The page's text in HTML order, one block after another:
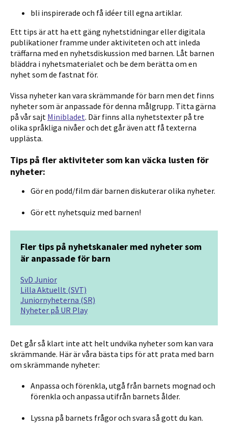
bli inspirerade och få idéer till egna artiklar.
Ett tips är att ha ett gäng nyhetstidningar eller digitala
publikationer framme under aktiviteten och att inleda
träffarna med en nyhetsdiskussion med barnen. Låt barnen
bläddra i nyhetsmaterialet och be dem berätta om en
nyhet som de fastnat för.
Vissa nyheter kan vara skrämmande för barn men det finns
nyheter som är anpassade för denna målgrupp. Titta gärna
på vår sajt Minibladet. Där finns alla nyhetstexter på tre
olika språkliga nivåer och det går även att få texterna
upplästa.
Tips på fler aktiviteter som kan väcka lusten för
nyheter:
Gör en podd/film där barnen diskuterar olika nyheter.
Gör ett nyhetsquiz med barnen!
Fler tips på nyhetskanaler med nyheter som
är anpassade för barn
SvD Junior
Lilla Aktuellt (SVT)
Juniornyheterna (SR)
Nyheter på UR Play
Det går så klart inte att helt undvika nyheter som kan vara
skrämmande. Här är våra bästa tips för att prata med barn
om skrämmande nyheter:
Anpassa och förenkla, utgå från barnets mognad och
förenkla och anpassa utifrån barnets ålder.
Lyssna på barnets frågor och svara så gott du kan.